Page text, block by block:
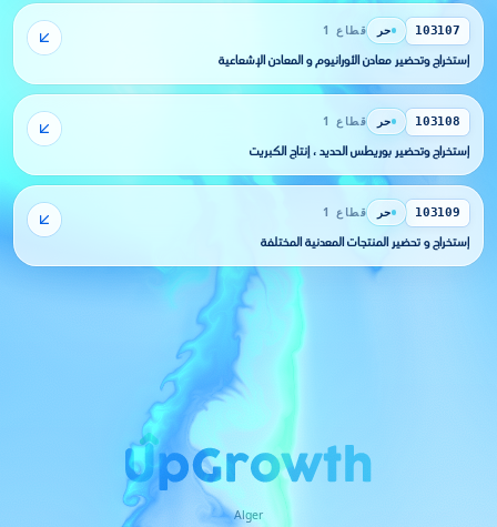
103107 حر قطاع 1
إستخراج وتحضير معادن الأورانيوم و المعادن الإشعاعية
103108 حر قطاع 1
إستخراج وتحضير بوريطس الحديد ، إنتاج الكبريت
103109 حر قطاع 1
إستخراج و تحضير المنتجات المعدنية المختلفة
Alger